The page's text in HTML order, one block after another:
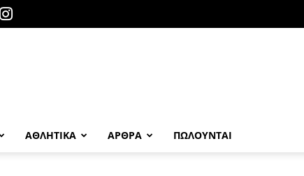
ΑΘΛΗΤΙΚΑ ΑΡΘΡΑ ΠΩΛΟΎΝΤΑΙ